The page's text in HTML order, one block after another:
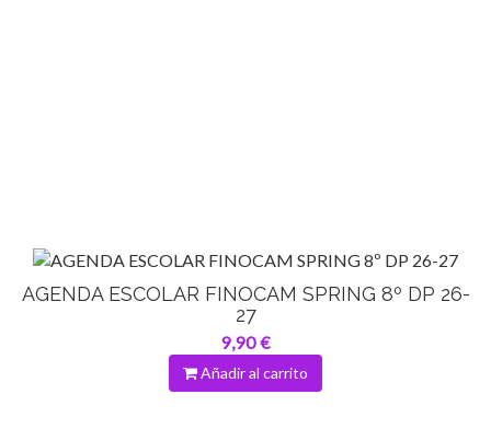
AGENDA ESCOLAR FINOCAM SPRING 8º DP 26-
27
9,90 €
Añadir al carrito